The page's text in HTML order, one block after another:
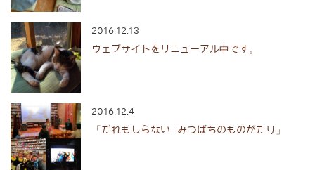
2016.12.13
ウェブサイトをリニューアル中です。
2016.12.4
「だれもしらない みつばちのものがたり」